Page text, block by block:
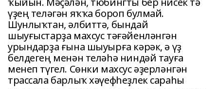
үҙең теләгән яҡҡа бороп булмай.
Шунлыҡтан, әлбиттә, бындай
шыуғыстарҙа махсус тәғәйенләнгән
урындарҙа ғына шыуырға кәрәк, ә үҙ
белдегең менән теләһә ниндәй тауға
менеп түгел. Сөнки махсус әҙерләнгән
трассала барлыҡ хәүефһеҙлек сараһы